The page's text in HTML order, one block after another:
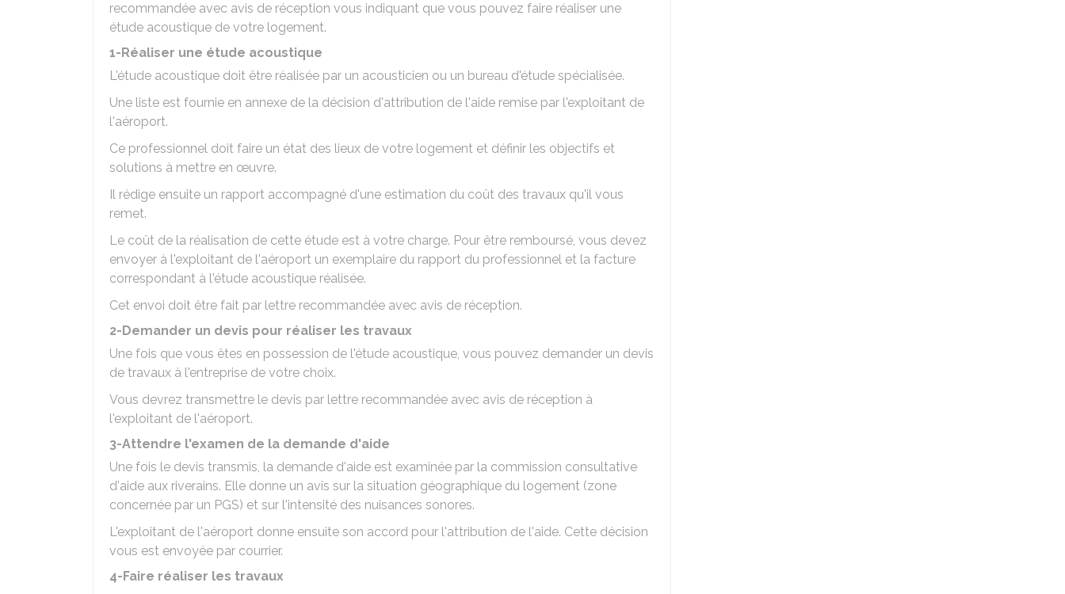
recommandée avec avis de réception vous indiquant que vous pouvez faire réaliser une
étude acoustique de votre logement.
1-Réaliser une étude acoustique
L'étude acoustique doit être réalisée par un acousticien ou un bureau d'étude spécialisée.
Une liste est fournie en annexe de la décision d'attribution de l'aide remise par l'exploitant de
l'aéroport.
Ce professionnel doit faire un état des lieux de votre logement et définir les objectifs et
solutions à mettre en œuvre.
Il rédige ensuite un rapport accompagné d'une estimation du coût des travaux qu'il vous
remet.
Le coût de la réalisation de cette étude est à votre charge. Pour être remboursé, vous devez
envoyer à l'exploitant de l'aéroport un exemplaire du rapport du professionnel et la facture
correspondant à l'étude acoustique réalisée.
Cet envoi doit être fait par lettre recommandée avec avis de réception.
2-Demander un devis pour réaliser les travaux
Une fois que vous êtes en possession de l'étude acoustique, vous pouvez demander un devis
de travaux à l'entreprise de votre choix.
Vous devrez transmettre le devis par lettre recommandée avec avis de réception à
l'exploitant de l'aéroport.
3-Attendre l'examen de la demande d'aide
Une fois le devis transmis, la demande d'aide est examinée par la commission consultative
d'aide aux riverains. Elle donne un avis sur la situation géographique du logement (zone
concernée par un PGS) et sur l'intensité des nuisances sonores.
L'exploitant de l'aéroport donne ensuite son accord pour l'attribution de l'aide. Cette décision
vous est envoyée par courrier.
4-Faire réaliser les travaux